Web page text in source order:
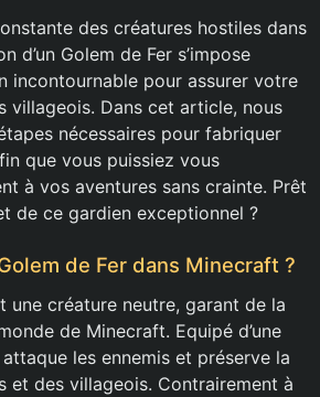
des créatures hostiles dans
d’un Golem de Fer s’impose
incontournable pour assurer votre
villageois. Dans cet article, nous
nécessaires pour fabriquer
que vous puissiez vous
à vos aventures sans crainte. Prêt
de ce gardien exceptionnel ?
de Fer dans Minecraft ?
une créature neutre, garant de la
de Minecraft. Equipé d’une
les ennemis et préserve la
et des villageois. Contrairement à